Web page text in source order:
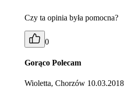
Czy ta opinia była pomocna?
0
Gorąco Polecam
Wioletta, Chorzów 10.03.2018